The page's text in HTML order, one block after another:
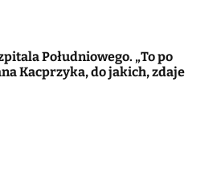
Południowego. „To po
Kacprzyka, do jakich, zdaje